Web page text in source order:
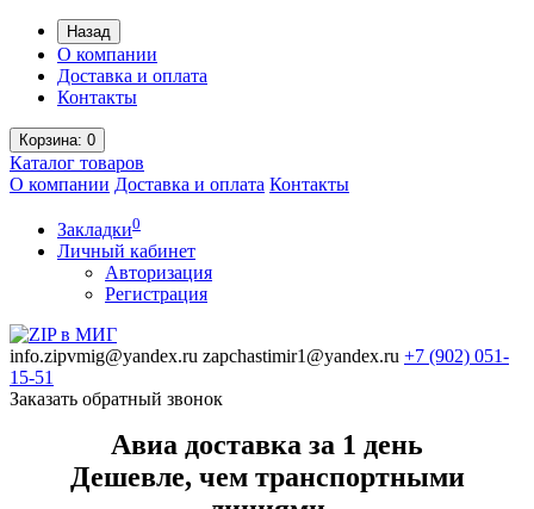
Назад
О компании
Доставка и оплата
Контакты
Корзина: 0
Каталог товаров
О компании Доставка и оплата Контакты
Закладки0
Личный кабинет
Авторизация
Регистрация
info.zipvmig@yandex.ru zapchastimir1@yandex.ru +7 (902) 051-
15-51
Заказать обратный звонок
Авиа доставка за 1 день
Дешевле, чем транспортными